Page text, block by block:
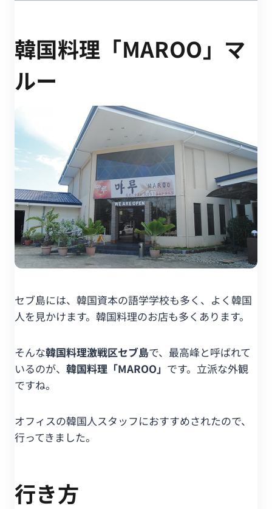
韓国料理「MAROO」マ
ルー
セブ島には、韓国資本の語学学校も多く、よく韓国
人を見かけます。韓国料理のお店も多くあります。
そんな韓国料理激戦区セブ島で、最高峰と呼ばれて
いるのが、 韓国料理「MAROO」 です。立派な外観
ですね。
オフィスの韓国人スタッフにおすすめされたので、
行ってきました。
行き方